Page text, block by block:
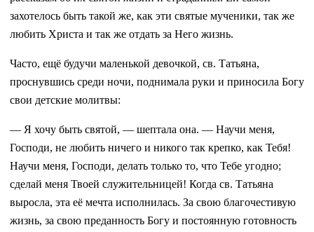
захотелось быть такой же, как эти святые мученики, так же
любить Христа и так же отдать за Него жизнь.
Часто, ещё будучи маленькой девочкой, св. Татьяна,
проснувшись среди ночи, поднимала руки и приносила Богу
свои детские молитвы:
— Я хочу быть святой, — шептала она. — Научи меня,
Господи, не любить ничего и никого так крепко, как Тебя!
Научи меня, Господи, делать только то, что Тебе угодно;
сделай меня Твоей служительницей! Когда св. Татьяна
выросла, эта её мечта исполнилась. За свою благочестивую
жизнь, за свою преданность Богу и постоянную готовность